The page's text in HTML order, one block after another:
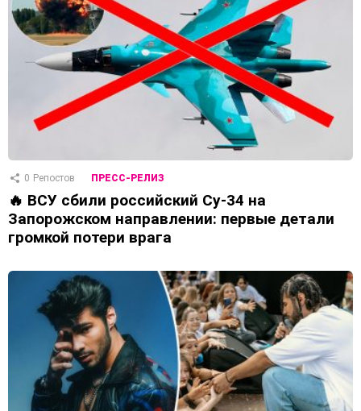
0 Репостов ПРЕСС-РЕЛИЗ
🔥 ВСУ сбили российский Су-34 на
Запорожском направлении: первые детали
громкой потери врага